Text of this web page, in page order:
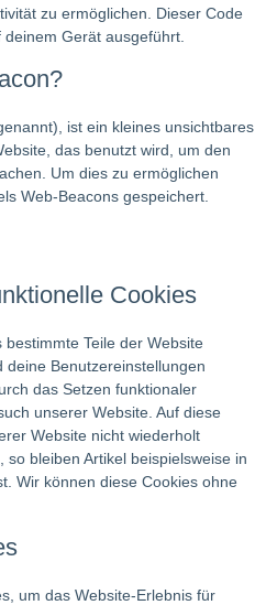
zu ermöglichen. Dieser Code
Gerät ausgeführt.
ist ein kleines unsichtbares
das benutzt wird, um den
Um dies zu ermöglichen
Web-Beacons gespeichert.
Cookies
Teile der Website
Benutzereinstellungen
das Setzen funktionaler
unserer Website. Auf diese
Website nicht wiederholt
bleiben Artikel beispielsweise in
Wir können diese Cookies ohne
um das Website-Erlebnis für